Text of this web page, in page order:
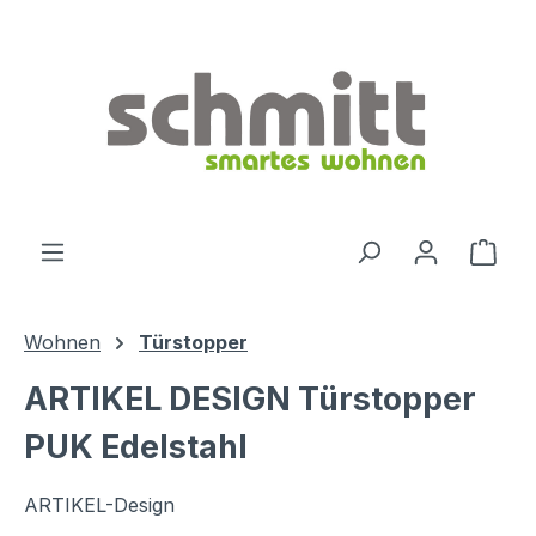
Wohnen Türstopper
ARTIKEL DESIGN Türstopper
PUK Edelstahl
ARTIKEL-Design